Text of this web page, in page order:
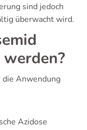
sind jedoch
überwacht wird.
die Anwendung
Azidose